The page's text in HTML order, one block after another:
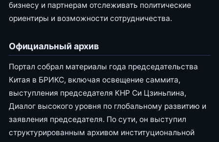
бизнесу и партнерам отслеживать политические
ориентиры и возможности сотрудничества.
Официальный архив
Портал собрал материалы года председательства
Китая в БРИКС, включая освещение саммита,
выступления председателя КНР Си Цзиньпина,
Диалог высокого уровня по глобальному развитию и
заявления председателя. По сути, он выступил
структурированным архивом институциональной